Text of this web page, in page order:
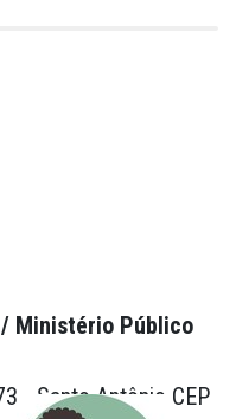
Ministério Público
- Santo Antônio CEP